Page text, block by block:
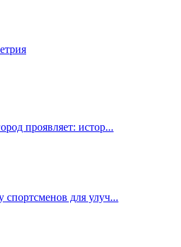
проявляет: истор...
спортсменов для улуч...